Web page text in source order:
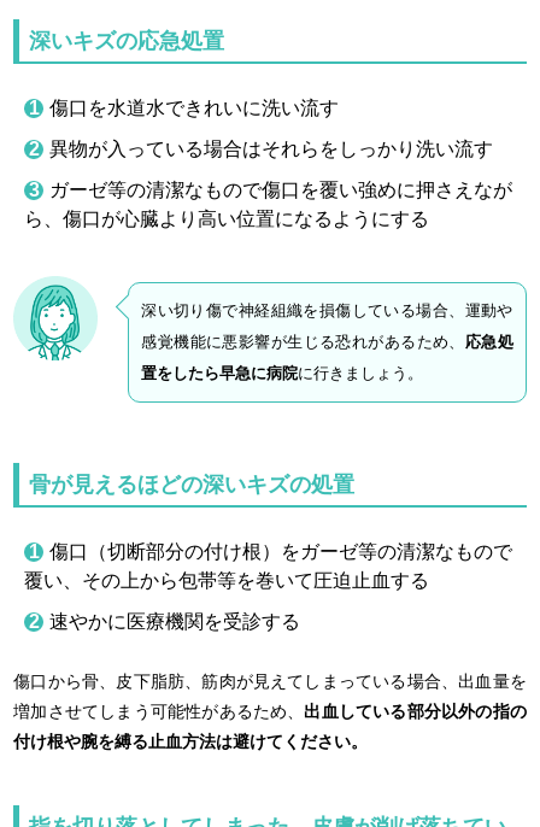
深いキズの応急処置
傷口を水道水できれいに洗い流す
異物が入っている場合はそれらをしっかり洗い流す
ガーゼ等の清潔なもので傷口を覆い強めに押さえなが
ら、傷口が心臓より高い位置になるようにする
深い切り傷で神経組織を損傷している場合、運動や
感覚機能に悪影響が生じる恐れがあるため、 応急処
置をしたら早急に病院に行きましょう。
骨が見えるほどの深いキズの処置
傷口（切断部分の付け根）をガーゼ等の清潔なもので
覆い、その上から包帯等を巻いて圧迫止血する
速やかに医療機関を受診する
傷口から骨、皮下脂肪、筋肉が見えてしまっている場合、出血量を
増加させてしまう可能性があるため、 出血している部分以外の指の
付け根や腕を縛る止血方法は避けてください。